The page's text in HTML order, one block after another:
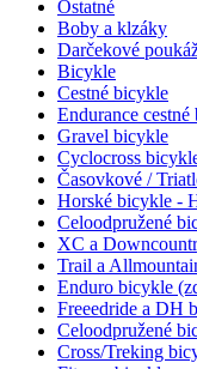
Ostatné
Boby a klzáky
Darčekové
Bicykle
Cestné bicykle
Endurance
Gravel bicykle
Cyclocross
Časovkové /
Horské bicykle -
Celoodpružené
XC a
Trail a
Enduro bicykle
Freeedride a DH
Celoodpružené
Cross/Treking